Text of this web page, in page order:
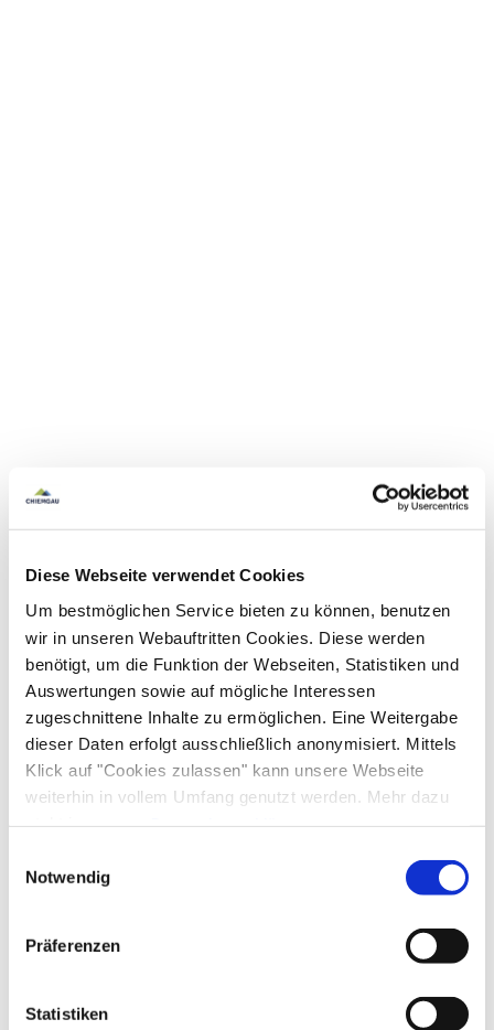
Diese Webseite verwendet Cookies
Um bestmöglichen Service bieten zu können, benutzen
wir in unseren Webauftritten Cookies. Diese werden
benötigt, um die Funktion der Webseiten, Statistiken und
Auswertungen sowie auf mögliche Interessen
zugeschnittene Inhalte zu ermöglichen. Eine Weitergabe
dieser Daten erfolgt ausschließlich anonymisiert. Mittels
Klick auf "Cookies zulassen" kann unsere Webseite
weiterhin in vollem Umfang genutzt werden. Mehr dazu
steht in unserer Datenschutzerklärung.
gelistet.
Notwendig
Präferenzen
Statistiken